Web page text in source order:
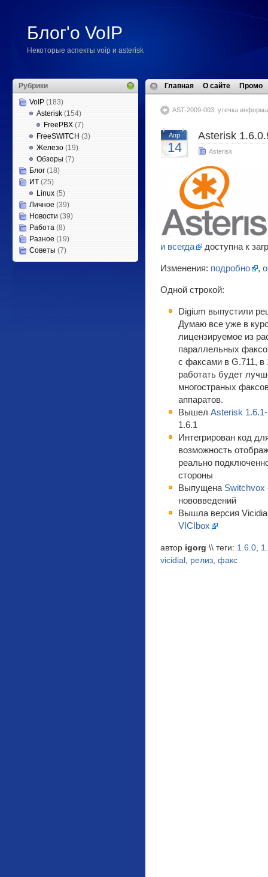
Блог'о VoIP
Некоторые аспекты voip и asterisk
Рубрики
VoIP (183)
Asterisk (154)
FreePBX (7)
FreeSWITCH (3)
Железо (19)
Обзоры (7)
Блог (18)
ИТ (25)
Linux (5)
Личное (39)
Новости (39)
Работа (8)
Разное (19)
Советы (7)
Главная О сайте Промо
AST-2009-003: утечка
Апр
14
Asterisk
Asterisk
и всегда доступна к
Изменения: подробно ,
Одной строкой:
Digium выпустили
Думаю все уже в
лицензируемое из
параллельных
с факсами в G.711,
работать будет
многостраных
аппаратов.
Вышел Asterisk
1.6.1
Интегрирован код
возможность
реально
стороны
Выпущена Switchvox
нововведений
Вышла версия
VICIbox
автор igorg \\ теги: 1.6.0,
vicidial , релиз, факс